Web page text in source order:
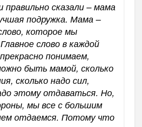
правильно сказали – мама
подружка. Мама –
которое мы
слово в каждой
понимаем,
быть мамой, сколько
сколько надо сил,
этому отдаваться. Но,
мы все с большим
отдаемся. Потому что